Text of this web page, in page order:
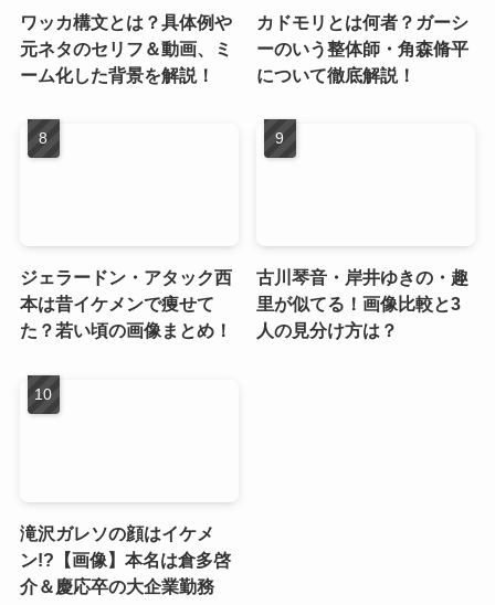
ワッカ構文とは？具体例や
元ネタのセリフ＆動画、ミ
ーム化した背景を解説！
カドモリとは何者？ガーシ
ーのいう整体師・角森脩平
について徹底解説！
ジェラードン・アタック西
本は昔イケメンで痩せて
た？若い頃の画像まとめ！
古川琴音・岸井ゆきの・趣
里が似てる！画像比較と3
人の見分け方は？
滝沢ガレソの顔はイケメ
ン!?【画像】本名は倉多啓
介＆慶応卒の大企業勤務